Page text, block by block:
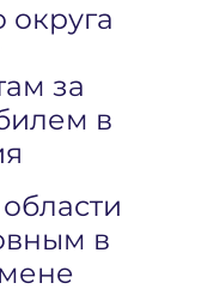
округа
за
в
в